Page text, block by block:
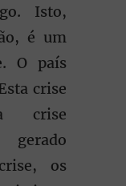
Isto,
é um
O país
crise
crise
gerado
os